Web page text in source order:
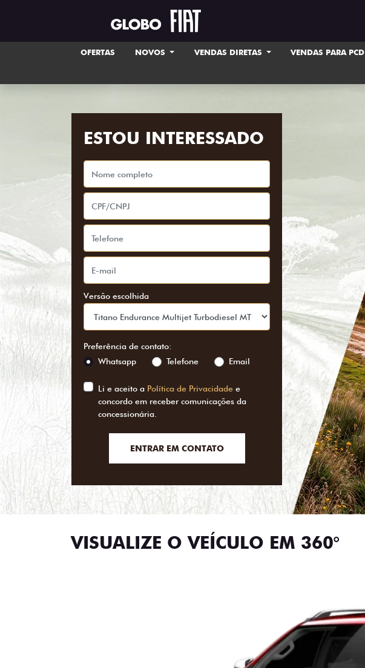
OFERTAS NOVOS VENDAS DIRETAS VENDAS PARA PCD
ESTOU INTERESSADO
Versão escolhida
Preferência de contato:
Whatsapp
Telefone Email
Li e aceito a Política de Privacidade e
concordo em receber comunicações da
concessionária.
ENTRAR EM CONTATO
VISUALIZE O VEÍCULO EM 360°